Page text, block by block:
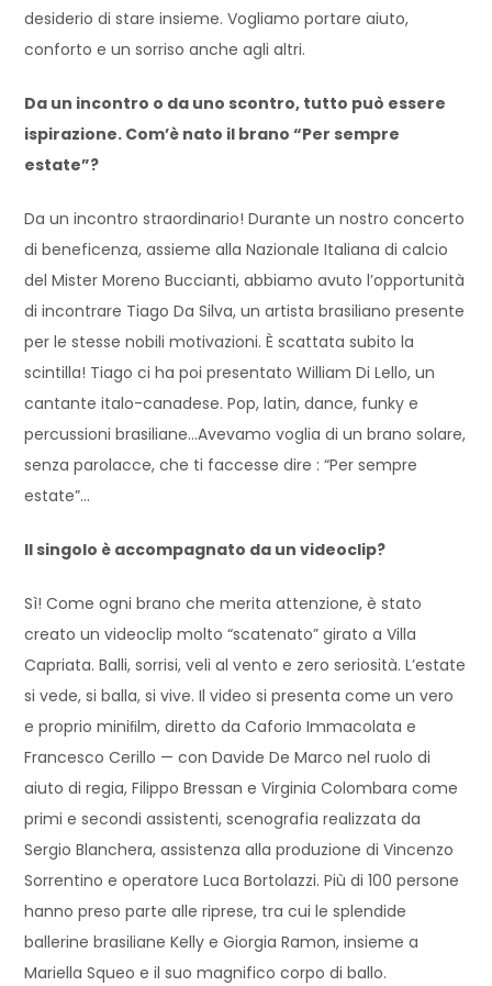
desiderio di stare insieme. Vogliamo portare aiuto,
conforto e un sorriso anche agli altri.
Da un incontro o da uno scontro, tutto può essere
ispirazione. Com’è nato il brano “Per sempre
estate”?
Da un incontro straordinario! Durante un nostro concerto
di beneficenza, assieme alla Nazionale Italiana di calcio
del Mister Moreno Buccianti, abbiamo avuto l’opportunità
di incontrare Tiago Da Silva, un artista brasiliano presente
per le stesse nobili motivazioni. È scattata subito la
scintilla! Tiago ci ha poi presentato William Di Lello, un
cantante italo-canadese. Pop, latin, dance, funky e
percussioni brasiliane…Avevamo voglia di un brano solare,
senza parolacce, che ti faccesse dire : “Per sempre
estate”…
Il singolo è accompagnato da un videoclip?
Sì! Come ogni brano che merita attenzione, è stato
creato un videoclip molto “scatenato” girato a Villa
Capriata. Balli, sorrisi, veli al vento e zero seriosità. L’estate
si vede, si balla, si vive. Il video si presenta come un vero
e proprio miniﬁlm, diretto da Caforio Immacolata e
Francesco Cerillo — con Davide De Marco nel ruolo di
aiuto di regia, Filippo Bressan e Virginia Colombara come
primi e secondi assistenti, scenografia realizzata da
Sergio Blanchera, assistenza alla produzione di Vincenzo
Sorrentino e operatore Luca Bortolazzi. Più di 100 persone
hanno preso parte alle riprese, tra cui le splendide
ballerine brasiliane Kelly e Giorgia Ramon, insieme a
Mariella Squeo e il suo magnifico corpo di ballo.